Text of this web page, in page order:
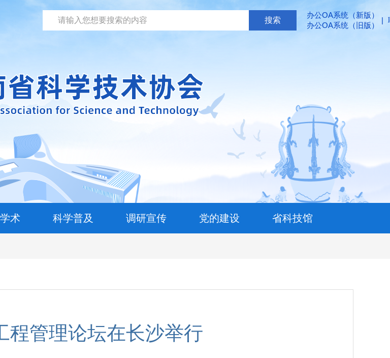
办公OA系统（新版）
办公OA系统（旧版）
|
术 科学普及 调研宣传 党的建设 省科技馆
程管理论坛在长沙举行